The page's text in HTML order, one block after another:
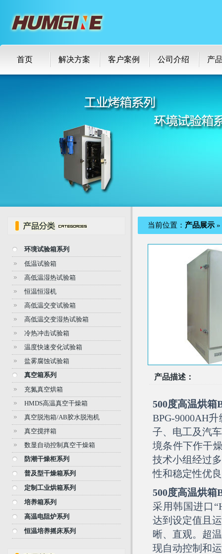
首页 解决方案 客户案例 公司介绍 产
环境试验箱系列
低温试验箱
高低温湿热试验箱
恒温恒湿机
高低温交变试验箱
高低温交变湿热试验箱
冷热冲击试验箱
温度快速变化试验箱
盐雾腐蚀试验箱
真空箱系列
充氮真空烘箱
HMDS高温真空干燥箱
真空脱泡箱/AB胶水脱泡机
真空搅拌箱
数显自动控制真空干燥箱
防潮干燥柜系列
普及型干燥箱系列
定制工业烘箱系列
培养箱系列
高温电阻炉系列
恒温培养摇床系列
当前位置： 产品展示 »
产品描述：
500度高温烘箱
BPG-9000AH
子、电工及汽
境条件下作干
技术小组经过
性和稳定性优
500度高温烘箱
采用韩国进口
达到设定值且
晰、直观。超
现自动控制和